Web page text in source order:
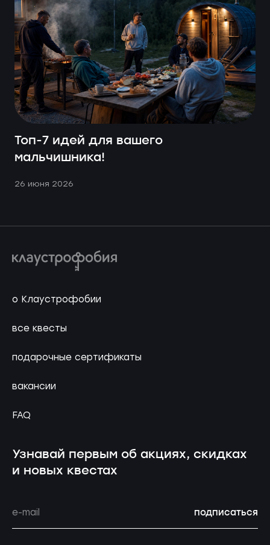
Топ-7 идей для вашего
мальчишника!
26 июня 2026
о Клаустрофобии
все квесты
подарочные сертификаты
вакансии
FAQ
Узнавай первым об акциях, скидках
и новых квестах
подписаться